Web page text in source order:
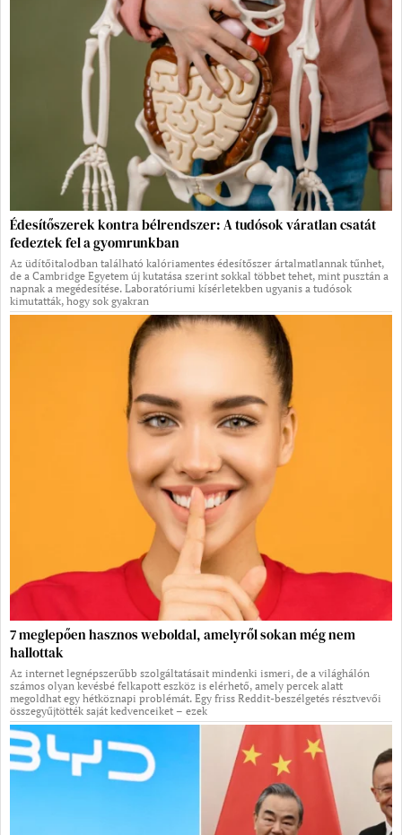
Édesítőszerek kontra bélrendszer: A tudósok váratlan csatát
fedeztek fel a gyomrunkban
Az üdítőitalodban található kalóriamentes édesítőszer ártalmatlannak tűnhet,
de a Cambridge Egyetem új kutatása szerint sokkal többet tehet, mint pusztán a
napnak a megédesítése. Laboratóriumi kísérletekben ugyanis a tudósok
kimutatták, hogy sok gyakran
7 meglepően hasznos weboldal, amelyről sokan még nem
hallottak
Az internet legnépszerűbb szolgáltatásait mindenki ismeri, de a világhálón
számos olyan kevésbé felkapott eszköz is elérhető, amely percek alatt
megoldhat egy hétköznapi problémát. Egy friss Reddit-beszélgetés résztvevői
összegyűjtötték saját kedvenceiket – ezek